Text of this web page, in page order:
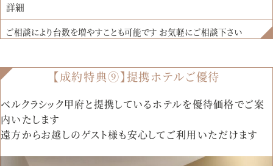
詳細
ご相談により台数を増やすことも可能です お気軽にご相談下さい
【成約特典⑨】提携ホテルご優待
ベルクラシック甲府と提携しているホテルを優待価格でご案
内いたします
遠方からお越しのゲスト様も安心してご利用いただけます